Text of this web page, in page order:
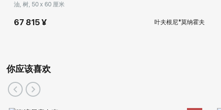
油, 树, 50 x 60 厘米
67 815 ¥ 叶夫根尼*莫纳霍夫
你应该喜欢